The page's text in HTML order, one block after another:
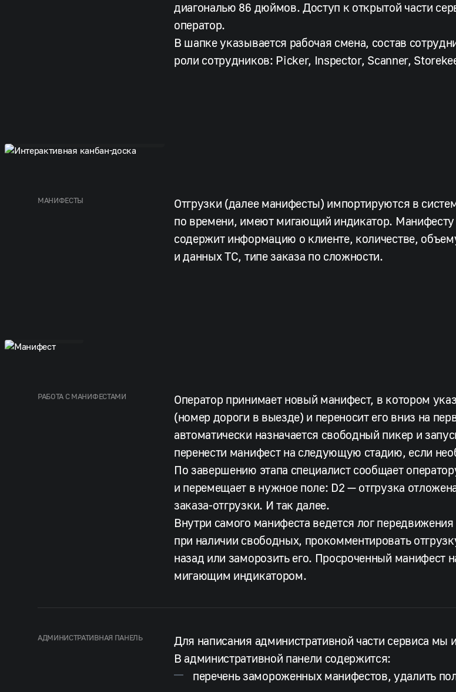
диагональю 86 дюймов. Доступ к открытой части
оператор.
В шапке указывается рабочая смена, состав
роли сотрудников: Picker, Inspector, Scanner,
МАНИФЕСТЫ
Отгрузки (далее манифесты) импортируются в
по времени, имеют мигающий индикатор.
содержит информацию о клиенте, количестве,
и данных ТС, типе заказа по сложности.
РАБОТА С МАНИФЕСТАМИ
Оператор принимает новый манифест, в котором
(номер дороги в выезде) и переносит его вниз на
автоматически назначается свободный пикер и
перенести манифест на следующую стадию, если
По завершению этапа специалист сообщает
и перемещает в нужное поле: D2 — отгрузка
заказа-отгрузки. И так далее.
Внутри самого манифеста ведется лог
при наличии свободных, прокомментировать
назад или заморозить его. Просроченный манифест
мигающим индикатором.
АДМИНИСТРАТИВНАЯ ПАНЕЛЬ
Для написания административной части сервиса мы
В административной панели содержится:
перечень замороженных манифестов, удалить